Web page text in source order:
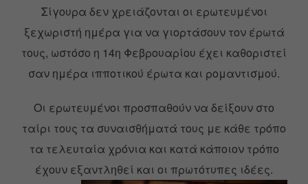
Σίγουρα δεν χρειάζονται οι ερωτευμένοι
ξεχωριστή ημέρα για να γιορτάσουν τον έρωτά
τους, ωστόσο η 14η Φεβρουαρίου έχει καθοριστεί
σαν ημέρα ιπποτικού έρωτα και ρομαντισμού.
Οι ερωτευμένοι προσπαθούν να δείξουν στο
ταίρι τους τα συναισθήματά τους με κάθε τρόπο
τα τελευταία χρόνια και κατά κάποιον τρόπο
έχουν εξαντληθεί και οι πρωτότυπες ιδέες.